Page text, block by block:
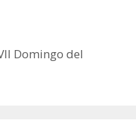
Domingo del